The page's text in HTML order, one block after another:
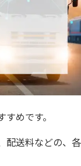
めです。
配送料などの、